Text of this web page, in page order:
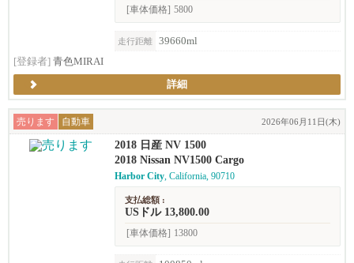
[車体価格] 5800
走行距離
39660ml
[登録者] 青色MIRAI
詳細
売ります 自動車 2026年06月11日(木)
2018 日産 NV 1500
2018 Nissan NV1500 Cargo
Harbor City, California, 90710
支払総額 :
USドル 13,800.00
[車体価格] 13800